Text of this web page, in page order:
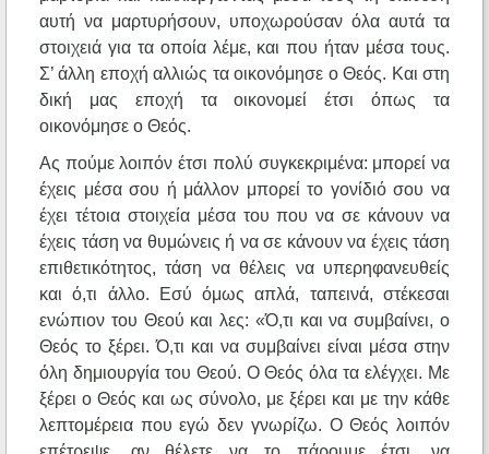
αυτή να μαρτυρήσουν, υποχωρούσαν όλα αυτά τα
στοιχειά για τα οποία λέμε, και που ήταν μέσα τους.
Σ’ άλλη εποχή αλλιώς τα οικονόμησε ο Θεός. Και στη
δική μας εποχή τα οικονομεί έτσι όπως τα
οικονόμησε ο Θεός.
Ας πούμε λοιπόν έτσι πολύ συγκεκριμένα: μπορεί να
έχεις μέσα σου ή μάλλον μπορεί το γονίδιό σου να
έχει τέτοια στοιχεία μέσα του που να σε κάνουν να
έχεις τάση να θυμώνεις ή να σε κάνουν να έχεις τάση
επιθετικότητος, τάση να θέλεις να υπερηφανευθείς
και ό,τι άλλο. Εσύ όμως απλά, ταπεινά, στέκεσαι
ενώπιον του Θεού και λες: «Ό,τι και να συμβαίνει, ο
Θεός το ξέρει. Ό,τι και να συμβαίνει είναι μέσα στην
όλη δημιουργία του Θεού. Ο Θεός όλα τα ελέγχει. Με
ξέρει ο Θεός και ως σύνολο, με ξέρει και με την κάθε
λεπτομέρεια που εγώ δεν γνωρίζω. Ο Θεός λοιπόν